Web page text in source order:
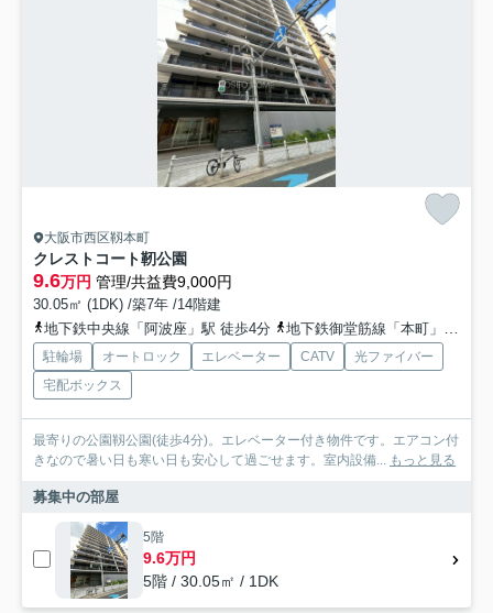
大阪市西区靱本町
クレストコート靭公園
9.6万円 管理/共益費9,000円
30.05㎡ (1DK) /築7年 /14階建
地下鉄中央線「阿波座」駅 徒歩4分
地下鉄御堂筋線「本町」駅 徒歩7分
駐輪場 オートロック エレベーター CATV
光ファイバー
宅配ボックス
最寄りの公園靱公園(徒歩4分)。エレベーター付き物件です。エアコン付
きなので暑い日も寒い日も安心して過ごせます。室内設備... もっと見る
募集中の部屋
5階
9.6万円
5階 / 30.05㎡ / 1DK